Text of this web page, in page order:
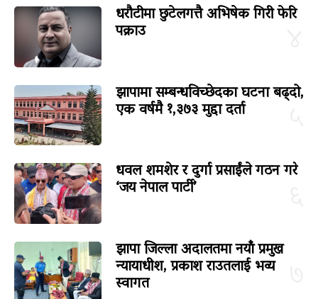
धरौटीमा छुटेलगत्तै अभिषेक गिरी फेरि
पक्राउ
झापामा सम्बन्धविच्छेदका घटना बढ्दो,
एक वर्षमै १,३७३ मुद्दा दर्ता
धवल शमशेर र दुर्गा प्रसाईंले गठन गरे
‘जय नेपाल पार्टी’
झापा जिल्ला अदालतमा नयाँ प्रमुख
न्यायाधीश, प्रकाश राउतलाई भव्य
स्वागत